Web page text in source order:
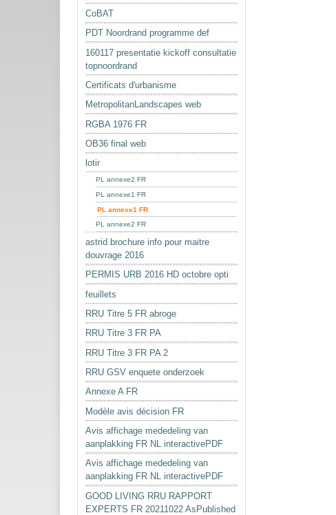
CoBAT
PDT Noordrand programme def
160117 presentatie kickoff consultatie
topnoordrand
Certificats d'urbanisme
MetropolitanLandscapes web
RGBA 1976 FR
OB36 final web
lotir
PL annexe2 FR
PL annexe1 FR
PL annexe1 FR
PL annexe2 FR
astrid brochure info pour maitre
douvrage 2016
PERMIS URB 2016 HD octobre opti
feuillets
RRU Titre 5 FR abroge
RRU Titre 3 FR PA
RRU Titre 3 FR PA 2
RRU GSV enquete onderzoek
Annexe A FR
Modèle avis décision FR
Avis affichage mededeling van
aanplakking FR NL interactivePDF
Avis affichage mededeling van
aanplakking FR NL interactivePDF
GOOD LIVING RRU RAPPORT
EXPERTS FR 20211022 AsPublished